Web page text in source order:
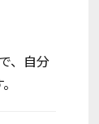
、自分